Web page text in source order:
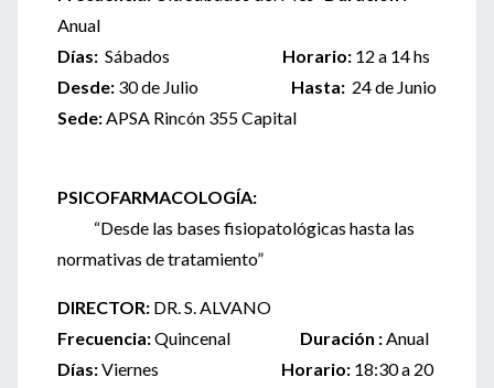
Anual
Días: Sábados Horario: 12 a 14 hs
Desde: 30 de Julio Hasta: 24 de Junio
Sede:APSA Rincón 355 Capital
PSICOFARMACOLOGÍA:
“Desde las bases fisiopatológicas hasta las
normativas de tratamiento”
DIRECTOR: DR. S. ALVANO
Frecuencia:Quincenal Duración :Anual
Días:Viernes Horario: 18:30 a 20